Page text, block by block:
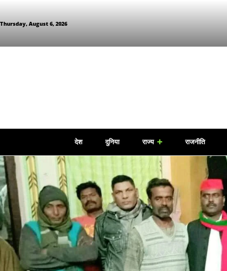
Thursday, August 6, 2026
देश दुनिया राज्य राजनीति